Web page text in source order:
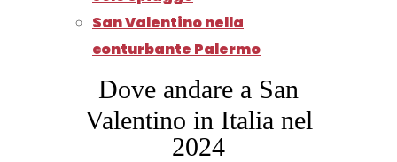
San Valentino nella
conturbante Palermo
Dove andare a San
Valentino in Italia nel
2024